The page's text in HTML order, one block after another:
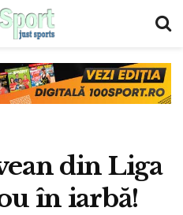
din Liga
în iarbă!